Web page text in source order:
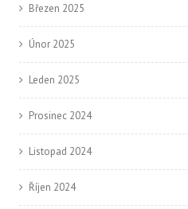
Březen 2025
Únor 2025
Leden 2025
Prosinec 2024
Listopad 2024
Říjen 2024